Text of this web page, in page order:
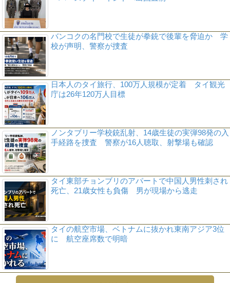
バンコクの名門校で生徒が拳銃で後輩を脅迫か 学
校が声明、警察が捜査
日本人のタイ旅行、100万人規模が定着 タイ観光
庁は26年120万人目標
ノンタブリー学校銃乱射、14歳生徒の実弾98発の入
手経路を捜査 警察が16人聴取、射撃場も確認
タイ東部チョンブリのアパートで中国人男性刺され
死亡、21歳女性も負傷 男が現場から逃走
タイの航空市場、ベトナムに抜かれ東南アジア3位
に 航空座席数で明暗